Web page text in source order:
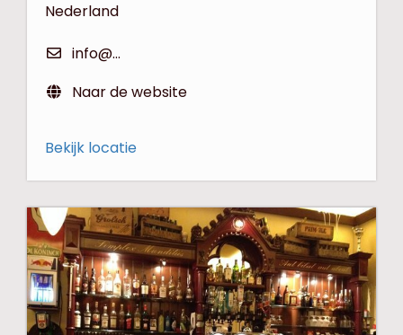
Nederland
info@mulligans.nl
Naar de website
Bekijk locatie